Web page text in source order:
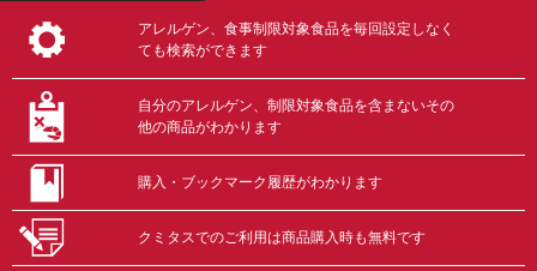
アレルゲン、食事制限対象食品を毎回設定しなく
ても検索ができます
自分のアレルゲン、制限対象食品を含まないその
他の商品がわかります
購入・ブックマーク履歴がわかります
クミタスでのご利用は商品購入時も無料です